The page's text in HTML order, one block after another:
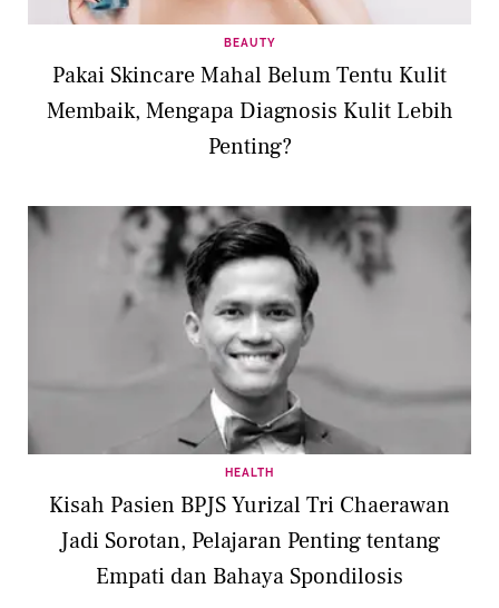
BEAUTY
Pakai Skincare Mahal Belum Tentu Kulit
Membaik, Mengapa Diagnosis Kulit Lebih
Penting?
HEALTH
Kisah Pasien BPJS Yurizal Tri Chaerawan
Jadi Sorotan, Pelajaran Penting tentang
Empati dan Bahaya Spondilosis